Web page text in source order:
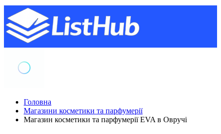
Головна
Магазини косметики та парфумерії
Магазин косметики та парфумерії EVA в Овручі